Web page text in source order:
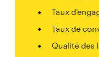
Taux
Taux de
Qualité des